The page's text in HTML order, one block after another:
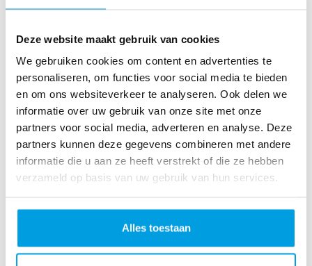
Deze website maakt gebruik van cookies
We gebruiken cookies om content en advertenties te
personaliseren, om functies voor social media te bieden
en om ons websiteverkeer te analyseren. Ook delen we
informatie over uw gebruik van onze site met onze
partners voor social media, adverteren en analyse. Deze
partners kunnen deze gegevens combineren met andere
informatie die u aan ze heeft verstrekt of die ze hebben
verzameld op basis van uw gebruik van hun services.
Alles toestaan
Sander Groenendijk
CFOO Pink Gellac
« MontaWMS a été décisif dans le développement
d’AkzoNobel. Nous avons été les premiers à utiliser ce
transformé nos opérations. À chaque fois que nos processus
nos propres besoins. »